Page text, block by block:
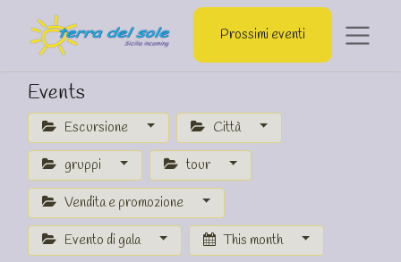
Prossimi eventi
Events
Escursione Città
gruppi tour
Vendita e promozione
Evento di gala This month